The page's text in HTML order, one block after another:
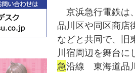
京浜急行電鉄は
品川区や同区商店
などと共同で、旧
川宿周辺を舞台に
急沿線 東海道品